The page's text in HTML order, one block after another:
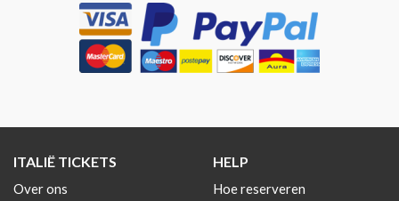
ITALIË TICKETS
Over ons
HELP
Hoe reserveren